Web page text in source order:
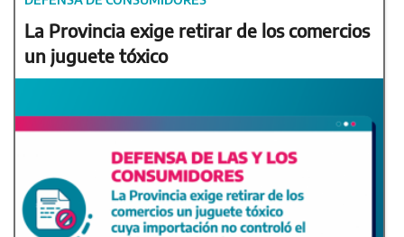
La Provincia exige retirar de los comercios
un juguete tóxico